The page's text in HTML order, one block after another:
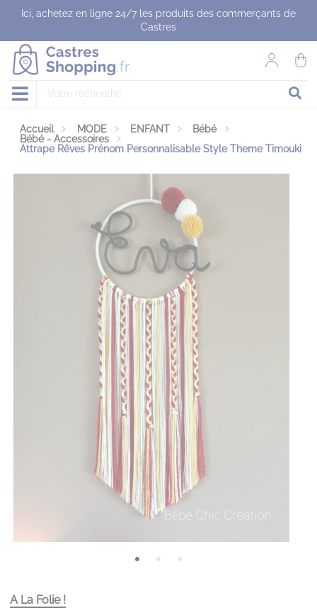
Ici, achetez en ligne 24/7 les produits des commerçants de
Castres
Accueil MODE ENFANT
Bébé
Bébé - Accessoires
Attrape Rêves Prénom Personnalisable Style Theme Timouki
A La Folie !
Panneau de gestion des cookies